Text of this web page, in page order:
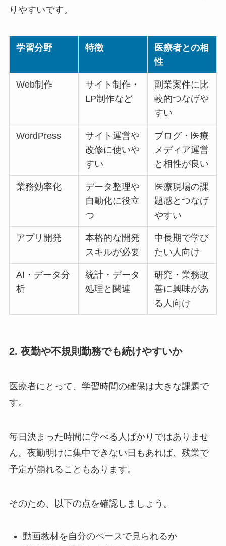
りやすいです。
学習分野 特徴
医療者との相
性
Web制作
サイト制作・
LP制作など
副業案件に比
較的つなげや
すい
WordPress
サイト運営や
改修に使いや
すい
ブログ・医療
メディア運営
と相性が良い
業務効率化
データ整理や
自動化に役立
つ
医療現場の課
題感とつなげ
やすい
アプリ開発
本格的な開発
スキルが必要
中長期で学び
たい人向け
AI・データ分
析
統計・データ
処理と関連
研究・業務改
善に興味があ
る人向け
2. 夜勤や不規則勤務でも続けやすいか
医療者にとって、学習時間の確保は大きな課題で
す。
毎日決まった時間に学べる人ばかりではありませ
ん。夜勤明けに集中できない日もあれば、残業で
予定が崩れることもあります。
そのため、以下の点を確認しましょう。
動画教材を自分のペースで見られるか